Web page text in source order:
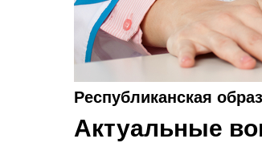
Республиканская
Актуальные